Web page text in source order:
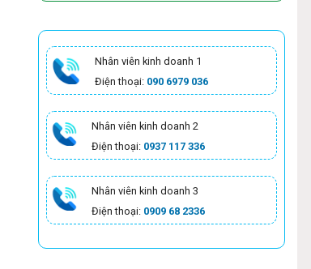
Nhân viên kinh doanh 1
Điện thoại: 090 6979 036
Nhân viên kinh doanh 2
Điện thoại: 0937 117 336
Nhân viên kinh doanh 3
Điện thoại: 0909 68 2336